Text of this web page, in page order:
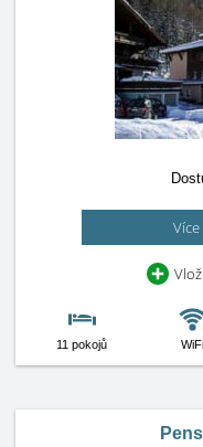
11 pokojů WiFi